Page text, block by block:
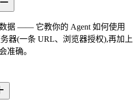
据 —— 它教你的 Agent 如何使用
器(一条 URL、浏览器授权),再加上
准确。